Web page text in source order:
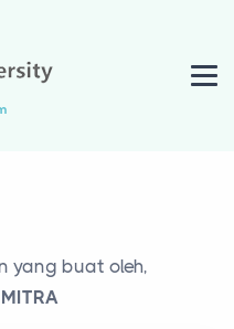
yang buat oleh,